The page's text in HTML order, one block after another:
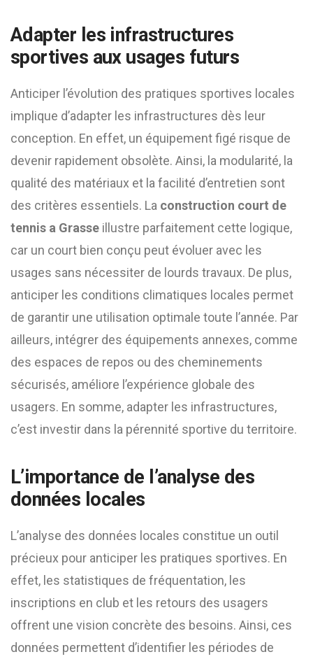
Adapter les infrastructures
sportives aux usages futurs
Anticiper l’évolution des pratiques sportives locales
implique d’adapter les infrastructures dès leur
conception. En effet, un équipement figé risque de
devenir rapidement obsolète. Ainsi, la modularité, la
qualité des matériaux et la facilité d’entretien sont
des critères essentiels. La construction court de
tennis a Grasse illustre parfaitement cette logique,
car un court bien conçu peut évoluer avec les
usages sans nécessiter de lourds travaux. De plus,
anticiper les conditions climatiques locales permet
de garantir une utilisation optimale toute l’année. Par
ailleurs, intégrer des équipements annexes, comme
des espaces de repos ou des cheminements
sécurisés, améliore l’expérience globale des
usagers. En somme, adapter les infrastructures,
c’est investir dans la pérennité sportive du territoire.
L’importance de l’analyse des
données locales
L’analyse des données locales constitue un outil
précieux pour anticiper les pratiques sportives. En
effet, les statistiques de fréquentation, les
inscriptions en club et les retours des usagers
offrent une vision concrète des besoins. Ainsi, ces
données permettent d’identifier les périodes de